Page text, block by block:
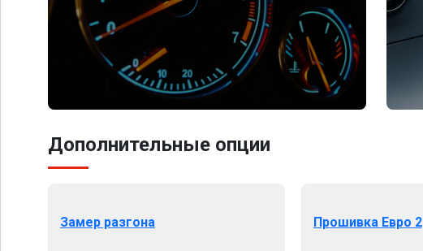
Дополнительные опции
Замер разгона Прошивка Евро 2